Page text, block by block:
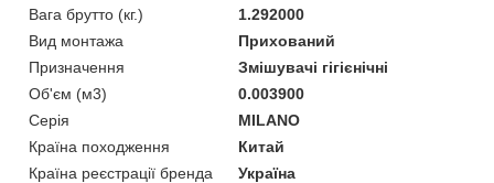
Вага брутто (кг.)
1.292000
Вид монтажа
Прихований
Призначення
Змішувачі гігієнічні
Об'єм (м3)
0.003900
Серія
MILANO
Країна походження
Китай
Країна реєстрації бренда
Україна